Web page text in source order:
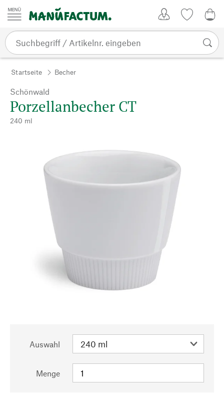
Zum Inhalt springen
Startseite Becher
Schönwald
Porzellanbecher CT
240 ml
Auswahl
Menge